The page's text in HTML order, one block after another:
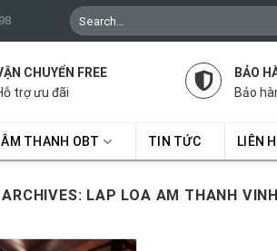
Search
for:
CHUYỂN FREE
trợ ưu đãi
BẢO
Bảo
ÂM THANH OBT TIN TỨC LIÊN
LAP LOA AM THANH